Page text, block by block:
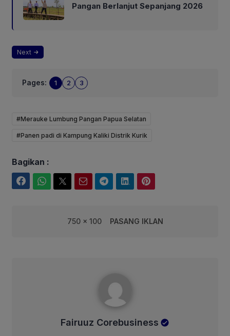
Pangan Berlanjut Sepanjang 2026
Next
Pages: 1 2 3
#Merauke Lumbung Pangan Papua Selatan
#Panen padi di Kampung Kaliki Distrik Kurik
Bagikan :
750 x 100 PASANG IKLAN
Fairuuz Corebusiness